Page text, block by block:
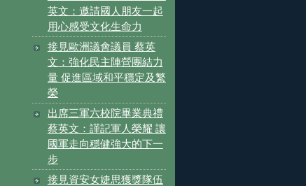
英文：邀請國人朋友一起
用心感受文化生命力
接見歐洲議會議員 蔡英
文：強化民主陣營團結力
量 促進區域和平穩定及繁
榮
出席三軍六校院畢業典禮
蔡英文：謹記軍人榮耀 讓
國軍走向穩健強大的下一
步
接見資安女婕思獲獎隊伍